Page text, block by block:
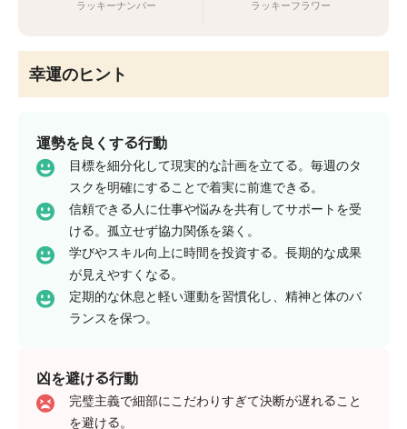
ラッキーナンバー ラッキーフラワー
幸運のヒント
運勢を良くする行動
目標を細分化して現実的な計画を立てる。毎週のタ
スクを明確にすることで着実に前進できる。
信頼できる人に仕事や悩みを共有してサポートを受
ける。孤立せず協力関係を築く。
学びやスキル向上に時間を投資する。長期的な成果
が見えやすくなる。
定期的な休息と軽い運動を習慣化し、精神と体のバ
ランスを保つ。
凶を避ける行動
完璧主義で細部にこだわりすぎて決断が遅れること
を避ける。